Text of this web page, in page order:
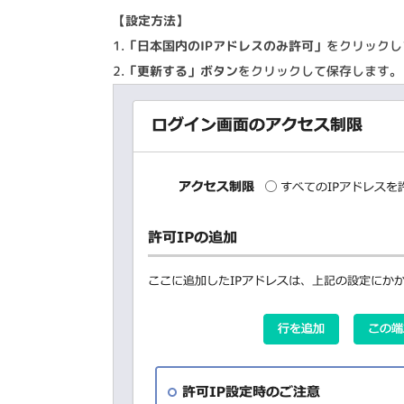
【設定方法】
1. 「日本国内のIPアドレスのみ許可」 をクリック
2. 「更新する」ボタンをクリックして保存します。